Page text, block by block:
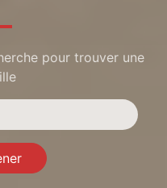
pour trouver une